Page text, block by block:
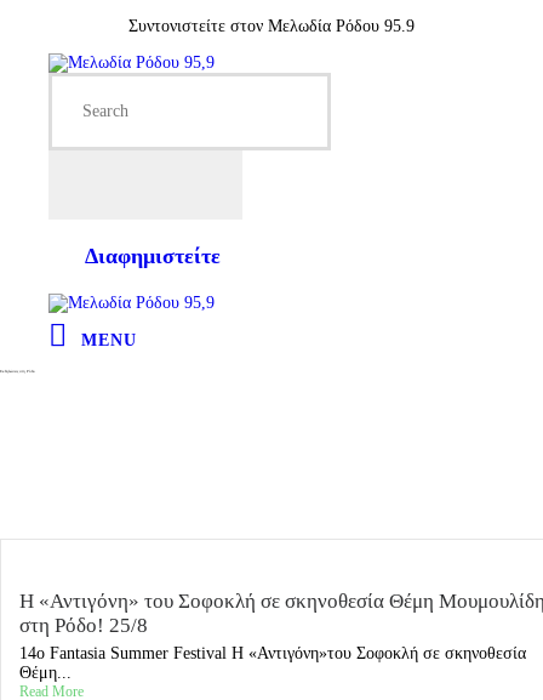
Συντονιστείτε στον Μελωδία Ρόδου 95.9
Διαφημιστείτε
MENU
Εκδηλώσεις στη Ρόδο
Η «Αντιγόνη» του Σοφοκλή σε σκηνοθεσία Θέμη
στη Ρόδο! 25/8
14o Fantasia Summer Festival Η «Αντιγόνη»του Σοφοκλή σε σκηνοθεσία
Θέμη...
Read More